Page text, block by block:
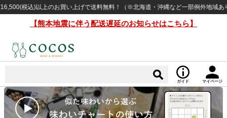
込)以上のお買い上げで送料無料！（※北海道・沖縄など一部例外地域あり）
【熊本地震に伴う配送遅延のお知らせはこちら】
ガイド マイページ